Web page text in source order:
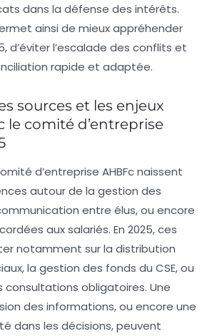
dans la défense des intérêts.
ainsi de mieux appréhender
d’éviter l’escalade des conflits et
rapide et adaptée.
sources et les enjeux
le comité d’entreprise
d’entreprise AHBFc naissent
autour de la gestion des
entre élus, ou encore
aux salariés. En 2025, ces
notamment sur la distribution
la gestion des fonds du CSE, ou
obligatoires. Une
des informations, ou encore une
dans les décisions, peuvent